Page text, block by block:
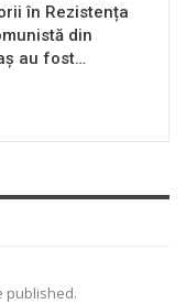
în Rezistența
din
au fost…
published.